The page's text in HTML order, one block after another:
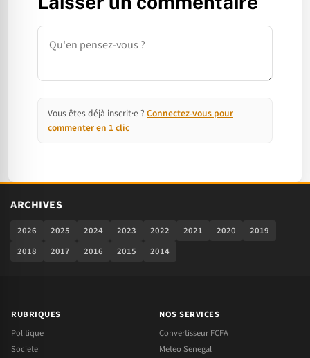
Commentaire
Vous êtes déjà inscrit·e ? Connectez-vous pour
commenter en 1 clic
ARCHIVES
2026 2025 2024 2023 2022 2021 2020
2019
2018
2017 2016 2015 2014
RUBRIQUES
Politique
Societe
NOS SERVICES
Convertisseur FCFA
Meteo Senegal